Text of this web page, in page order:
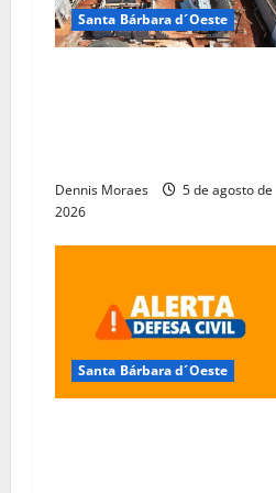
Santa Bárbara d´Oeste
Dennis Moraes
5 de agosto de
2026
Santa Bárbara d´Oeste